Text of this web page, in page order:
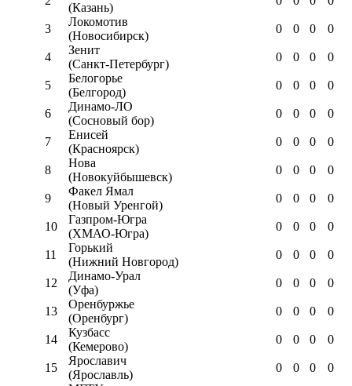
(Казань)
3
Локомотив
(Новосибирск)
0 0 0 0
4
Зенит
(Санкт-Петербург)
0 0 0 0
5
Белогорье
(Белгород)
0 0 0 0
6
Динамо-ЛО
(Сосновый бор)
0 0 0 0
7
Енисей
(Красноярск)
0 0 0 0
8
Нова
(Новокуйбышевск)
0 0 0 0
9
Факел Ямал
(Новый Уренгой)
0 0 0 0
10
Газпром-Югра
(ХМАО-Югра)
0 0 0 0
11
Горький
(Нижний Новгород)
0 0 0 0
12
Динамо-Урал
(Уфа)
0 0 0 0
13
Оренбуржье
(Оренбург)
0 0 0 0
14
Кузбасс
(Кемерово)
0 0 0 0
15
Ярославич
(Ярославль)
0 0 0 0